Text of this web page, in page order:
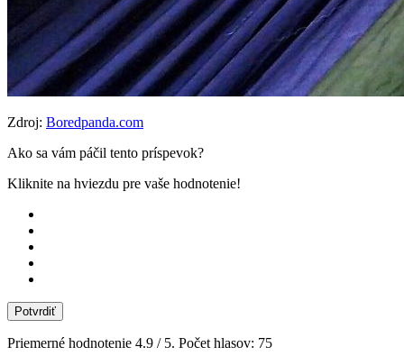
Zdroj: Boredpanda.com
Ako sa vám páčil tento príspevok?
Kliknite na hviezdu pre vaše hodnotenie!
Potvrdiť
Priemerné hodnotenie 4.9 / 5. Počet hlasov: 75